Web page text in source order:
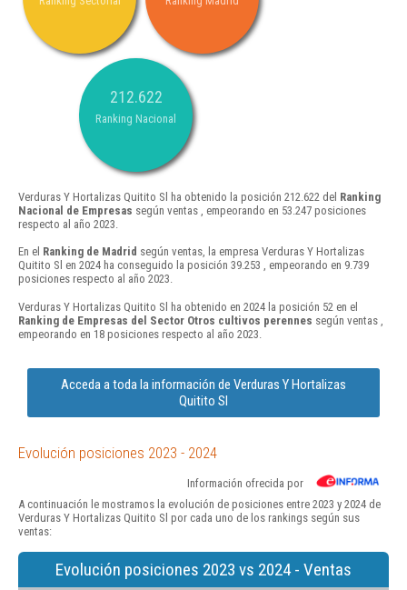
212.622
Ranking Nacional
Verduras Y Hortalizas Quitito Sl ha obtenido la posición 212.622 del Ranking
Nacional de Empresas según ventas , empeorando en 53.247 posiciones
respecto al año 2023.
En el Ranking de Madrid según ventas, la empresa Verduras Y Hortalizas
Quitito Sl en 2024 ha conseguido la posición 39.253 , empeorando en 9.739
posiciones respecto al año 2023.
Verduras Y Hortalizas Quitito Sl ha obtenido en 2024 la posición 52 en el
Ranking de Empresas del Sector Otros cultivos perennes según ventas ,
empeorando en 18 posiciones respecto al año 2023.
Acceda a toda la información de Verduras Y Hortalizas
Quitito Sl
Evolución posiciones 2023 - 2024
Información ofrecida por
A continuación le mostramos la evolución de posiciones entre 2023 y 2024 de
Verduras Y Hortalizas Quitito Sl por cada uno de los rankings según sus
ventas:
Evolución posiciones 2023 vs 2024 - Ventas